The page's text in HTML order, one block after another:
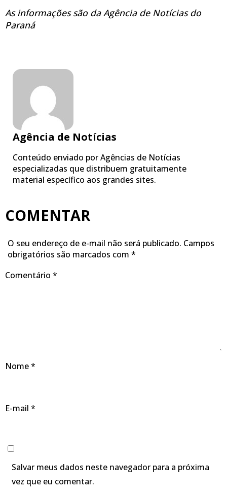
As informações são da Agência de Notícias do
Paraná
Agência de Notícias
Conteúdo enviado por Agências de Notícias
especializadas que distribuem gratuitamente
material específico aos grandes sites.
COMENTAR
O seu endereço de e-mail não será publicado. Campos
obrigatórios são marcados com *
Comentário *
Nome*
E-mail *
Salvar meus dados neste navegador para a próxima
vez que eu comentar.